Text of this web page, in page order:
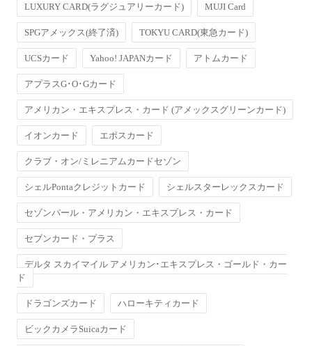
LUXURY CARD(ラグジュアリーカード) MUJI Card
SPGアメックス(終了済) TOKYU CARD(東急カード)
UCSカード Yahoo! JAPANカード アトムカード
アプラスG･O･Gカード
アメリカン・エキスプレス・カード (アメックスグリーンカード)
イオンカード エポスカード
クラブ・オン/ミレニアムカードセゾン
シェルPontaクレジットカード シェルスターレックスカード
セゾンパール・アメリカン・エキスプレス・カード
セブンカード・プラス
デルタ スカイマイル アメリカン･エキスプレス・ゴールド・カー
ド
ドラゴンズカード ハローキティカード
ビックカメラSuicaカード